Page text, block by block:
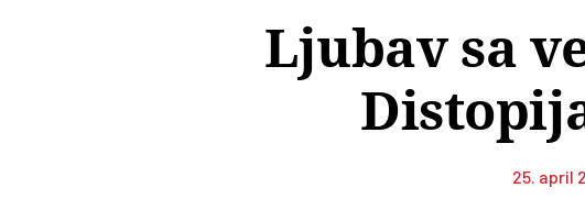
Ljubav sa
25. april